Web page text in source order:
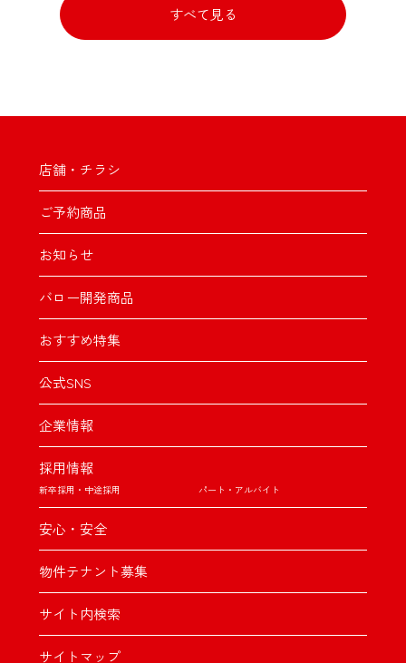
すべて見る
店舗・チラシ
ご予約商品
お知らせ
バロー開発商品
おすすめ特集
公式SNS
企業情報
採用情報
新卒採用・中途採用 パート・アルバイト
安心・安全
物件テナント募集
サイト内検索
サイトマップ